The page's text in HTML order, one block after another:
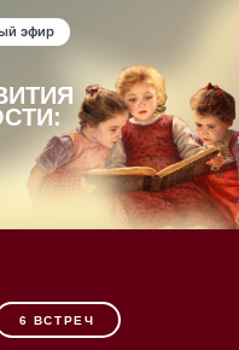
6 ВСТРЕЧ